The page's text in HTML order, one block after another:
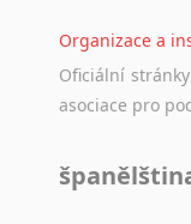
Organizace a
Oficiální stránky
asociace pro